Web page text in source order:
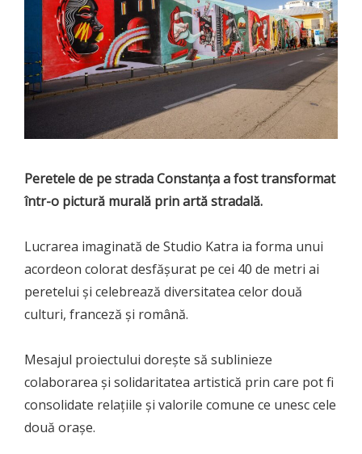
Peretele de pe strada Constanța a fost transformat
într-o pictură murală prin artă stradală.
Lucrarea imaginată de Studio Katra ia forma unui
acordeon colorat desfășurat pe cei 40 de metri ai
peretelui și celebrează diversitatea celor două
culturi, franceză și română.
Mesajul proiectului dorește să sublinieze
colaborarea și solidaritatea artistică prin care pot fi
consolidate relațiile și valorile comune ce unesc cele
două orașe.